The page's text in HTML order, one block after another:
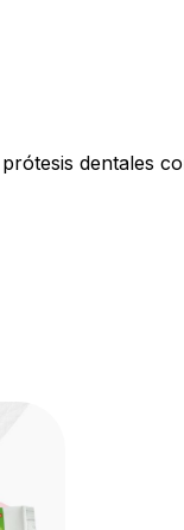
dentales